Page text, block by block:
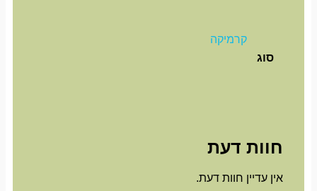
סוג
קרמיקה
חוות דעת
אין עדיין חוות דעת.